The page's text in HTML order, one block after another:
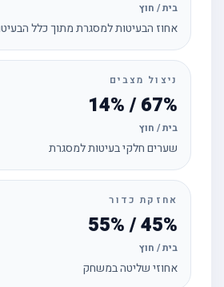
בית / חוץ
אחוז הבעיטות למסגרת מתוך כלל הבעיטות
ניצול מצבים
67% / 14%
בית / חוץ
שערים חלקי בעיטות למסגרת
אחזקת כדור
45% / 55%
בית / חוץ
אחוזי שליטה במשחק